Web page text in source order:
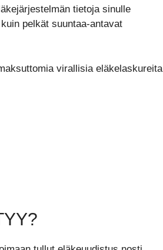
tietoja sinulle
pelkät suuntaa-antavat
virallisia eläkelaskureita